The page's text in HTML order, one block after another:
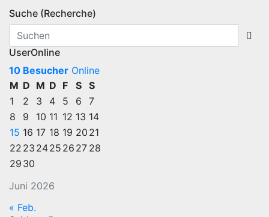
Suche (Recherche)
UserOnline
10 Besucher Online
Juni 2026
M D M D F S S
1
2 3 4 5 6
7
8
9 10 11 12 13 14
15 16 17 18 19 20 21
22 23 2425 26 27 28
29 30
« Feb.